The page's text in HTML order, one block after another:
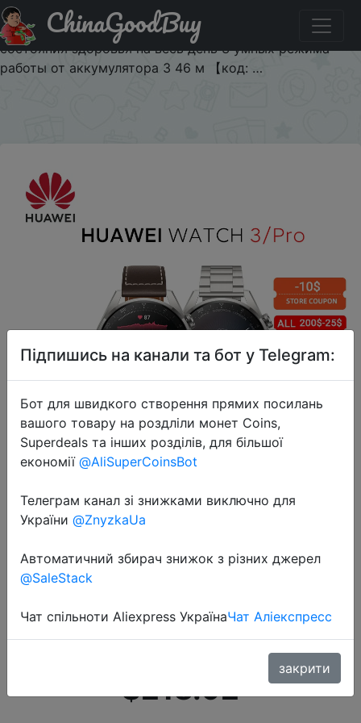
Промокод на знижку $10/225 Часы HUAWEI WATCH 3
eSIM для сотовых вызовов, часы для контроля
состояния здоровья на весь день 3 умных режима
работы от аккумулятора 3 46 м 【код: …
ChinaGoodBuy
2022-05-07
Часы HUAWEI WATCH 3 eSIM для
контроля состояния здоровья на
весь день 3 умных режима
работы от аккумулятора 3 46 м
【код: …
$218.92
Підпишись на канали та бот у Telegram:
Бот для швидкого створення прямих посилань
вашого товару на роздліли монет Coins,
Superdeals та інших розділів, для більшої
економії @AliSuperCoinsBot
Телеграм канал зі знижками виключно для
України @ZnyzkaUa
Автоматичний збирач знижок з різних джерел
@SaleStack
Чат спільноти Aliexpress УкраїнаЧат Аліекспресс
закрити